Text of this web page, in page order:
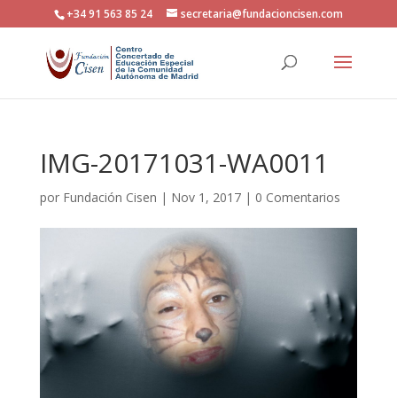
+34 91 563 85 24 secretaria@fundacioncisen.com
IMG-20171031-WA0011
por Fundación Cisen | Nov 1, 2017| 0 Comentarios